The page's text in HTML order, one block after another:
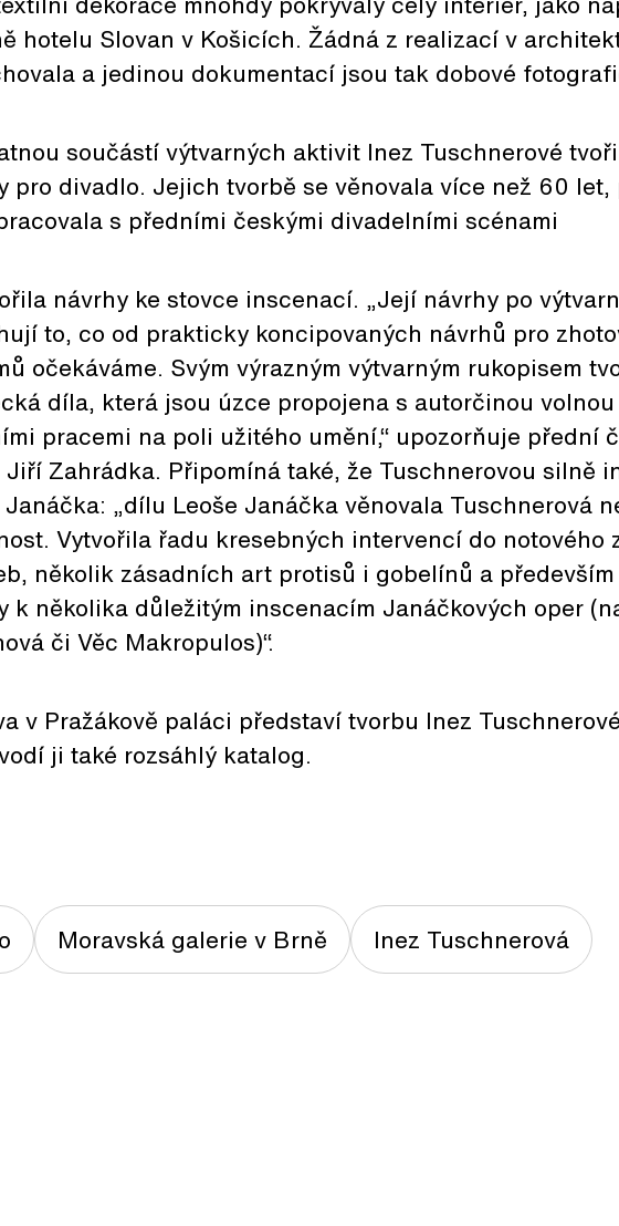
hotelu Slovan v Košicích. Žádná z realizací v
a jedinou dokumentací jsou tak dobové
součástí výtvarných aktivit Inez Tuschnerové
pro divadlo. Jejich tvorbě se věnovala více než 60 let,
s předními českými divadelními scénami
návrhy ke stovce inscenací. „Její návrhy po
to, co od prakticky koncipovaných návrhů pro
očekáváme. Svým výrazným výtvarným rukopisem
díla, která jsou úzce propojena s autorčinou
pracemi na poli užitého umění,“ upozorňuje přední
Jiří Zahrádka. Připomíná také, že Tuschnerovou silně
Janáčka: „dílu Leoše Janáčka věnovala Tuschnerová
Vytvořila řadu kresebných intervencí do notového
několik zásadních art protisů i gobelínů a
k několika důležitým inscenacím Janáčkových oper
či Věc Makropulos)“.
v Pražákově paláci představí tvorbu Inez
ji také rozsáhlý katalog.
Moravská galerie v Brně Inez Tuschnerová